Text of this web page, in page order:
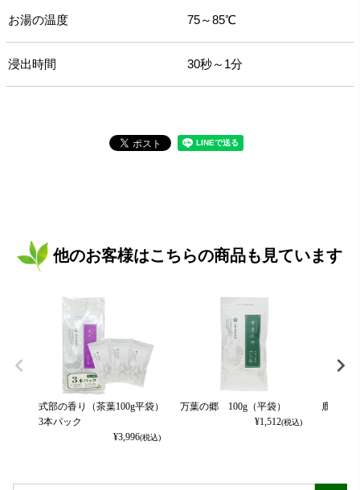
お湯の温度 75～85℃
浸出時間 30秒～1分
他のお客様はこちらの商品も見ています
式部の香り（茶葉100g平袋）
3本パック
¥3,996(税込)
万葉の郷 100g（平袋）
¥1,512(税込)
鹿児島